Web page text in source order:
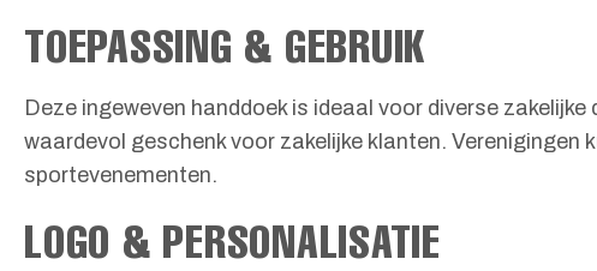
TOEPASSING & GEBRUIK
Deze ingeweven handdoek is ideaal voor diverse
waardevol geschenk voor zakelijke klanten.
sportevenementen.
LOGO & PERSONALISATIE